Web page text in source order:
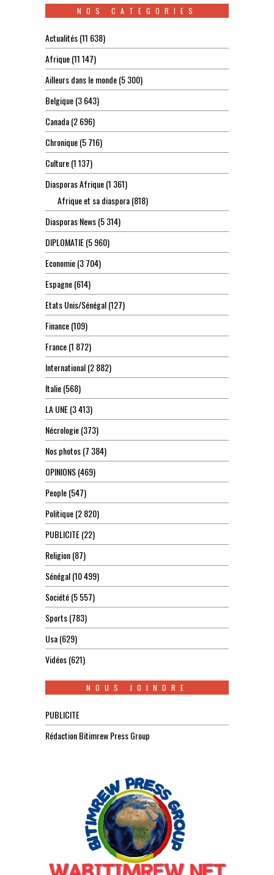
NOS CATEGORIES
Actualités(11 638)
Afrique(11 147)
Ailleurs dans le monde(5 300)
Belgique(3 643)
Canada(2 696)
Chronique(5 716)
Culture(1 137)
Diasporas Afrique(1 361)
Afrique et sa diaspora(818)
Diasporas News(5 314)
DIPLOMATIE(5 960)
Economie(3 704)
Espagne(614)
Etats Unis/Sénégal(127)
Finance(109)
France(1 872)
International(2 882)
Italie(568)
LA UNE(3 413)
Nécrologie(373)
Nos photos(7 384)
OPINIONS(469)
People(547)
Politique(2 820)
PUBLICITE(22)
Religion(87)
Sénégal(10 499)
Société(5 557)
Sports(783)
Usa(629)
Vidéos(621)
NOUS JOINDRE
PUBLICITE
Rédaction Bitimrew Press Group